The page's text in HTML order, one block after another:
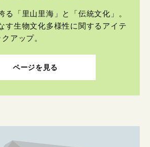
る「里山里海」と「伝統文化」。
す生物文化多様性に関するアイテ
アップ。
ページを見る